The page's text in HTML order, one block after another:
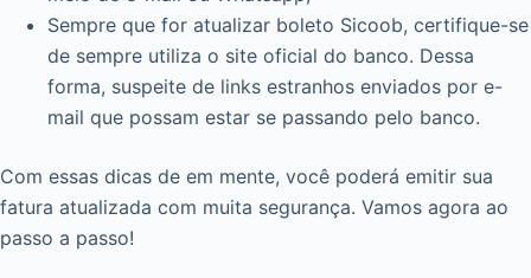
Sempre que for atualizar boleto Sicoob, certifique-se
de sempre utiliza o site oficial do banco. Dessa
forma, suspeite de links estranhos enviados por e-
mail que possam estar se passando pelo banco.
Com essas dicas de em mente, você poderá emitir sua
fatura atualizada com muita segurança. Vamos agora ao
passo a passo!